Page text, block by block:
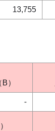
13,755
）
-